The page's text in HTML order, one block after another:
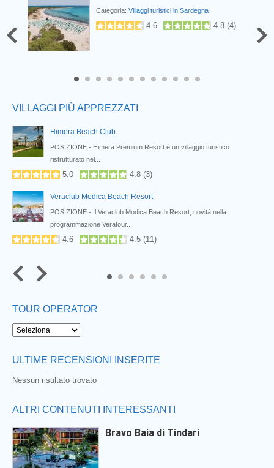
20
Categoria: Villaggi turistici in Sardegna
4.6 4.8 (4)
VILLAGGI PIÙ APPREZZATI
Himera Beach Club
POSIZIONE - Himera Premium Resort è un villaggio turistico
ristrutturato nel...
5.0 4.8 (3)
Veraclub Modica Beach Resort
POSIZIONE - Il Veraclub Modica Beach Resort, novità nella
programmazione Veratour...
4.6 4.5 (11 )
TOUR OPERATOR
ULTIME RECENSIONI INSERITE
Nessun risultato trovato
ALTRI CONTENUTI INTERESSANTI
Bravo Baia di Tindari